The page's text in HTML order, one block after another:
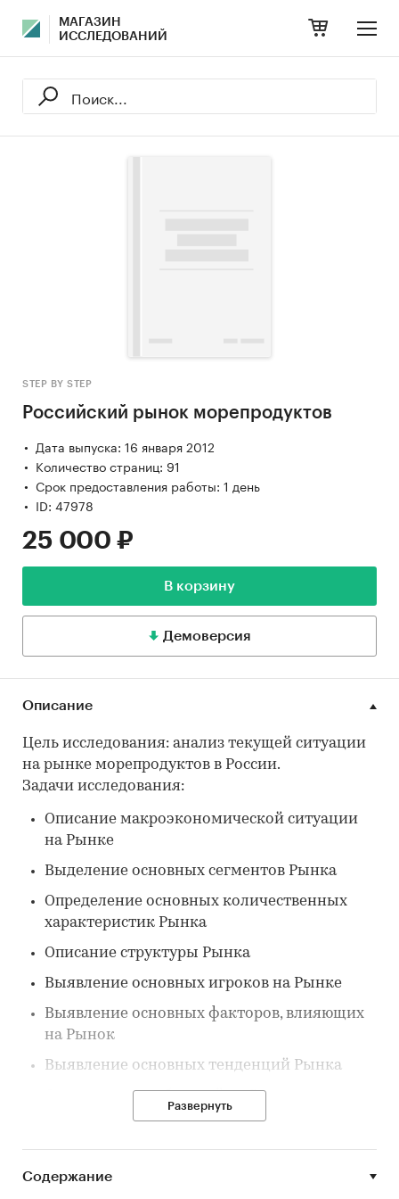
МАГАЗИН
ИССЛЕДОВАНИЙ
STEP BY STEP
Российский рынок морепродуктов
Дата выпуска: 16 января 2012
Количество страниц: 91
Срок предоставления работы: 1 день
ID: 47978
25 000 ₽
В корзину
Демоверсия
Описание
Цель исследования: анализ текущей ситуации
на рынке морепродуктов в России.
Задачи исследования:
Описание макроэкономической ситуации
на Рынке
Выделение основных сегментов Рынка
Определение основных количественных
характеристик Рынка
Описание структуры Рынка
Выявление основных игроков на Рынке
Выявление основных факторов, влияющих
на Рынок
Выявление основных тенденций Рынка
Описание потребителей на Рынке
воспринимают их как вполне нормальный
Развернуть
Содержание